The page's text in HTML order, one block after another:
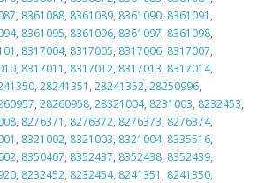
, 8361088, 8361089, 8361090, 8361091 ,
, 8361095, 8361096, 8361097, 8361098,
, 8317004, 8317005, 8317006, 8317007,
, 8317011 , 8317012, 8317013, 8317014,
, 28241351 , 28241352, 28250996,
, 28260958, 28321004, 8231003, 8232453,
, 8276371 , 8276372, 8276373, 8276374,
, 8321002, 8321003, 8321004, 8335516,
, 8350407, 8352437, 8352438, 8352439,
, 8232452, 8232454, 8241351 , 8241350,